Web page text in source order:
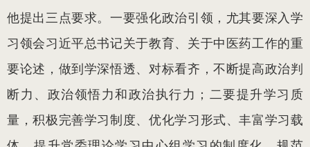
他提出三点要求。一要强化政治引领，尤其要深入学
习领会习近平总书记关于教育、关于中医药工作的重
要论述，做到学深悟透、对标看齐，不断提高政治判
断力、政治领悟力和政治执行力‌；二要提升学习质
量，积极完善学习制度、优化学习形式、丰富学习载